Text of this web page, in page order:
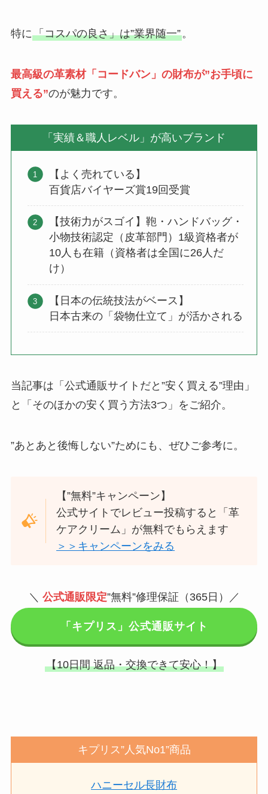
特に「コスパの良さ」は”業界随一”。
最高級の革素材「コードバン」の財布が”お手頃に
買える”のが魅力です。
「実績＆職人レベル」が高いブランド
【よく売れている】
百貨店バイヤーズ賞19回受賞
【技術力がスゴイ】鞄・ハンドバッグ・
小物技術認定（皮革部門）1級資格者が
10人も在籍（資格者は全国に26人だ
け）
【日本の伝統技法がベース】
日本古来の「袋物仕立て」が活かされる
当記事は「公式通販サイトだと”安く買える”理由」
と「そのほかの安く買う方法3つ」をご紹介。
”あとあと後悔しない”ためにも、ぜひご参考に。
【”無料”キャンペーン】
公式サイトでレビュー投稿すると「革
ケアクリーム」が無料でもらえます
＞＞キャンペーンをみる
＼ 公式通販限定”無料”修理保証（365日）／
「キプリス」公式通販サイト
【10日間 返品・交換できて安心！】
キプリス”人気No1”商品
ハニーセル長財布